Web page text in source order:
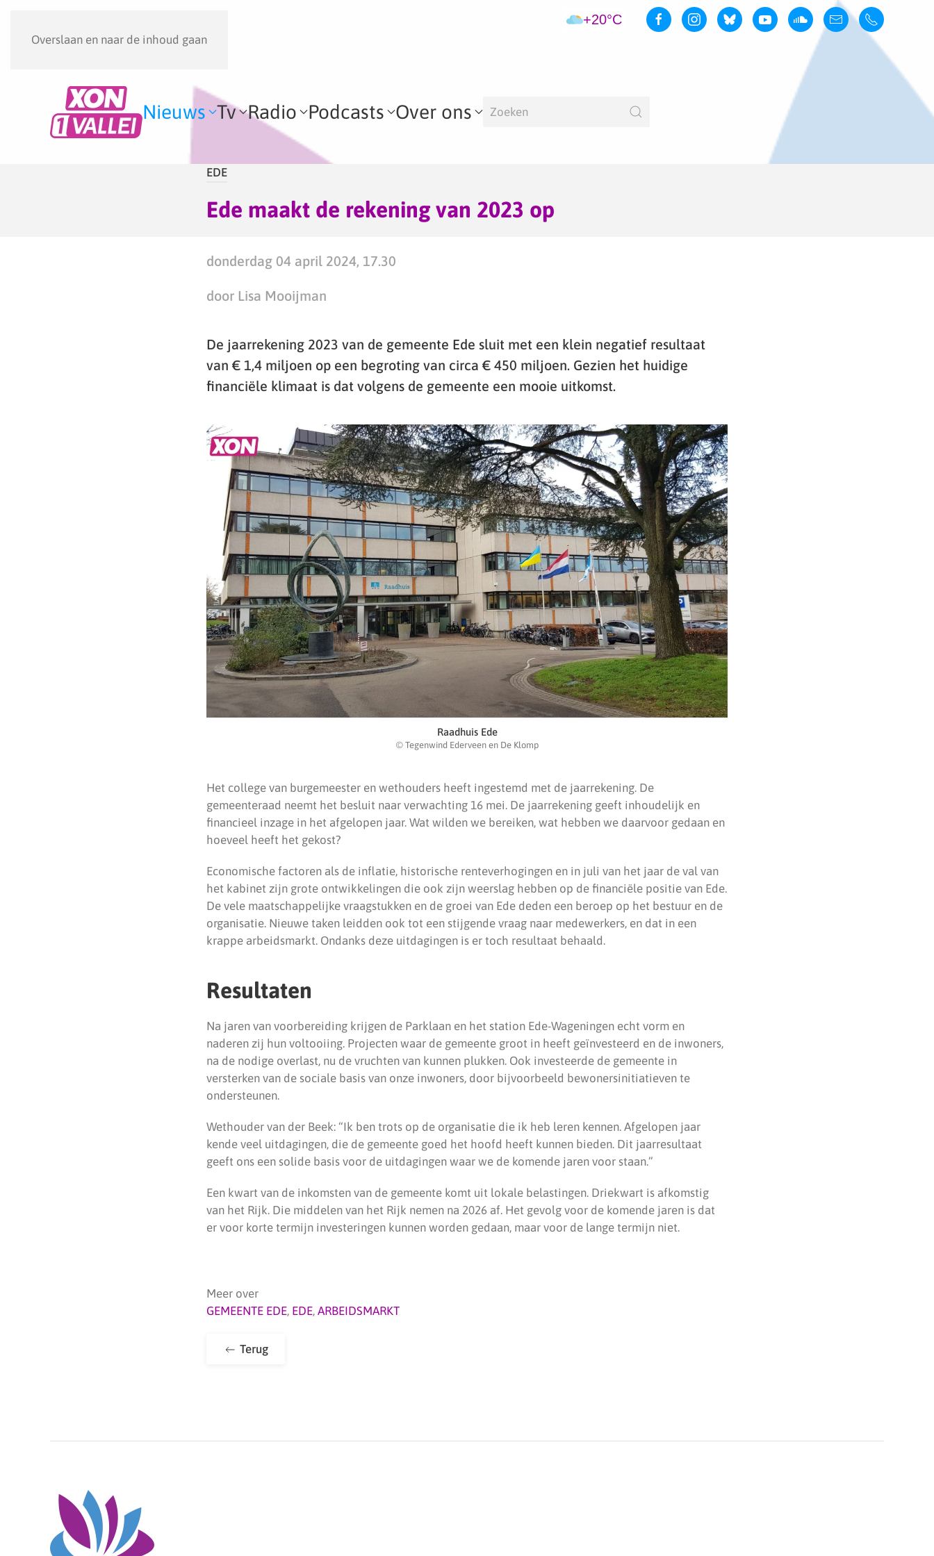
Overslaan en naar de inhoud gaan
+20°C
Nieuws Tv Radio Podcasts Over ons
EDE
Ede maakt de rekening van 2023 op
donderdag 04 april 2024, 17.30
door Lisa Mooijman
De jaarrekening 2023 van de gemeente Ede sluit met een klein negatief resultaat
van € 1,4 miljoen op een begroting van circa € 450 miljoen. Gezien het huidige
financiële klimaat is dat volgens de gemeente een mooie uitkomst.
Raadhuis Ede
© Tegenwind Ederveen en De Klomp
Het college van burgemeester en wethouders heeft ingestemd met de jaarrekening. De
gemeenteraad neemt het besluit naar verwachting 16 mei. De jaarrekening geeft inhoudelijk en
financieel inzage in het afgelopen jaar. Wat wilden we bereiken, wat hebben we daarvoor gedaan en
hoeveel heeft het gekost?
Economische factoren als de inflatie, historische renteverhogingen en in juli van het jaar de val van
het kabinet zijn grote ontwikkelingen die ook zijn weerslag hebben op de financiële positie van Ede.
De vele maatschappelijke vraagstukken en de groei van Ede deden een beroep op het bestuur en de
organisatie. Nieuwe taken leidden ook tot een stijgende vraag naar medewerkers, en dat in een
krappe arbeidsmarkt. Ondanks deze uitdagingen is er toch resultaat behaald.
Resultaten
Na jaren van voorbereiding krijgen de Parklaan en het station Ede-Wageningen echt vorm en
naderen zij hun voltooiing. Projecten waar de gemeente groot in heeft geïnvesteerd en de inwoners,
na de nodige overlast, nu de vruchten van kunnen plukken. Ook investeerde de gemeente in
versterken van de sociale basis van onze inwoners, door bijvoorbeeld bewonersinitiatieven te
ondersteunen.
Wethouder van der Beek: “Ik ben trots op de organisatie die ik heb leren kennen. Afgelopen jaar
kende veel uitdagingen, die de gemeente goed het hoofd heeft kunnen bieden. Dit jaarresultaat
geeft ons een solide basis voor de uitdagingen waar we de komende jaren voor staan.”
Een kwart van de inkomsten van de gemeente komt uit lokale belastingen. Driekwart is afkomstig
van het Rijk. Die middelen van het Rijk nemen na 2026 af. Het gevolg voor de komende jaren is dat
er voor korte termijn investeringen kunnen worden gedaan, maar voor de lange termijn niet.
Meer over
GEMEENTE EDE, EDE, ARBEIDSMARKT
Terug